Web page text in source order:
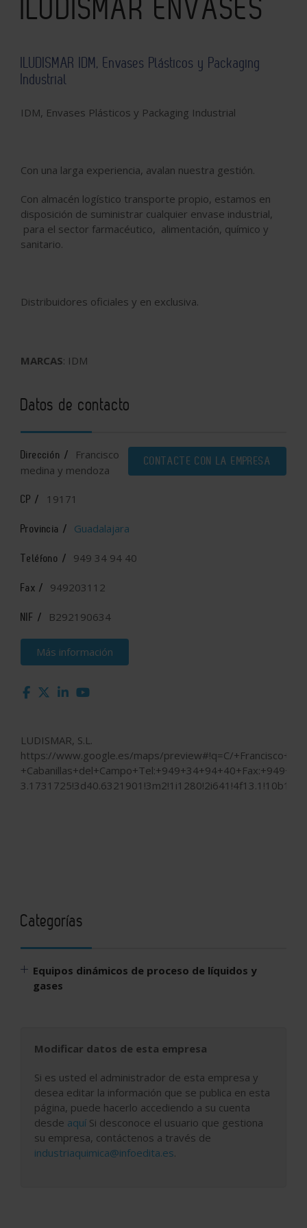
ILUDISMAR ENVASES
ILUDISMAR IDM, Envases Plásticos y Packaging
Industrial
IDM, Envases Plásticos y Packaging Industrial
Con una larga experiencia, avalan nuestra gestión.
Con almacén logístico transporte propio, estamos en
disposición de suministrar cualquier envase industrial,
para el sector farmacéutico, alimentación, químico y
sanitario.
Distribuidores oficiales y en exclusiva.
MARCAS: IDM
Datos de contacto
CONTACTE CON LA EMPRESA
Dirección /
Francisco
medina y mendoza
CP / 19171
Provincia / Guadalajara
Teléfono / 949 34 94 40
Fax / 949203112
NIF / B292190634
Más información
LUDISMAR, S.L.
https://www.google.es/maps/preview#!q=C/
Categorías
Equipos dinámicos de proceso de líquidos y
gases
Modificar datos de esta empresa
Si es usted el administrador de esta empresa y
desea editar la información que se publica en esta
página, puede hacerlo accediendo a su cuenta
desde aquí Si desconoce el usuario que gestiona
su empresa, contáctenos a través de
industriaquimica@infoedita.es.